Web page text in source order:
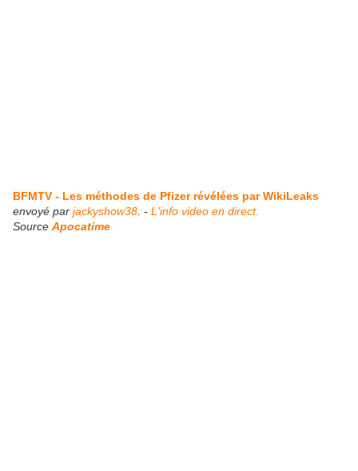
BFMTV - Les méthodes de Pfizer révélées par WikiLeaks
envoyé par jackyshow38 . - L'info video en direct.
Source Apocatime